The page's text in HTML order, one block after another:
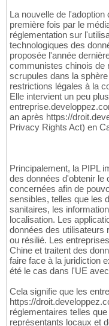
La nouvelle de l'adoption
première fois par le
réglementation sur
technologiques des
proposée l'année
communistes chinois de
scrupules dans la
restrictions légales à la
Elle intervient un peu
an après https://
Privacy Rights Act) en
Principalement, la PIPL
des données d'obtenir le
concernées afin de
sensibles, telles que les
sanitaires, les
localisation. Les
données des utilisateurs
ou résilié. Les
Chine et traitent des
faire face à la juridiction
été le cas dans l'UE
Cela signifie que les
https://
réglementaires telles
représentants locaux et